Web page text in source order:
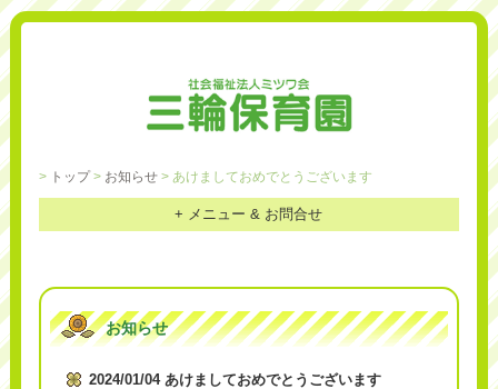
> トップ> お知らせ > あけましておめでとうございます
+ メニュー & お問合せ
お知らせ
2024/01/04 あけましておめでとうございます